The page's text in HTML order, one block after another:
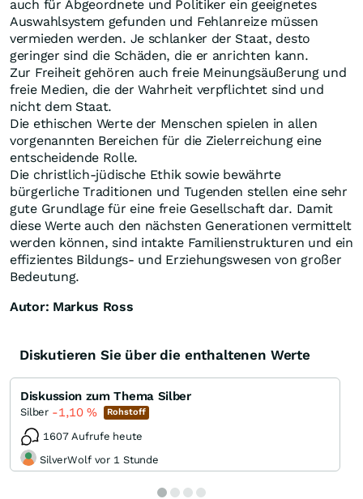
auch für Abgeordnete und Politiker ein geeignetes
Auswahlsystem gefunden und Fehlanreize müssen
vermieden werden. Je schlanker der Staat, desto
geringer sind die Schäden, die er anrichten kann.
Zur Freiheit gehören auch freie Meinungsäußerung und
freie Medien, die der Wahrheit verpflichtet sind und
nicht dem Staat.
Die ethischen Werte der Menschen spielen in allen
vorgenannten Bereichen für die Zielerreichung eine
entscheidende Rolle.
Die christlich-jüdische Ethik sowie bewährte
bürgerliche Traditionen und Tugenden stellen eine sehr
gute Grundlage für eine freie Gesellschaft dar. Damit
diese Werte auch den nächsten Generationen vermittelt
werden können, sind intakte Familienstrukturen und ein
effizientes Bildungs- und Erziehungswesen von großer
Bedeutung.
Autor: Markus Ross
Diskutieren Sie über die enthaltenen Werte
Diskussion zum Thema Silber
Silber -1,10% Rohstoff
1607 Aufrufe heute
SilverWolf vor 1 Stunde